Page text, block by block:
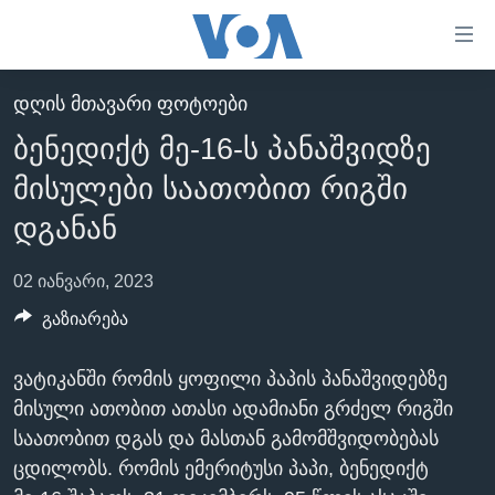
ხელმისაწვდომობისთვის
გადადით
მთავარზე
გადადით
მთავარ
ნავიგაციაზე
გადადით
ძიებაზე
ᲛᲗᲐᲕᲐᲠᲘ
ᲐᲮᲐᲚᲘ ᲐᲛᲑᲔᲑᲘ
ᲡᲐᲥᲐᲠᲗᲕᲔᲚᲝ
ᲐᲨᲨ
ᲐᲨᲨ-ᲘᲡ ᲐᲠᲩᲔᲕᲜᲔᲑᲘ 2024
ᲛᲡᲝᲤᲚᲘᲝ
ᲒᲐᲓᲐᲪᲔᲛᲔᲑᲘ
ᲕᲐᲨᲘᲜᲒᲢᲝᲜᲘ ᲓᲦᲔᲡ
ᲮᲔᲓᲕᲐ ᲕᲐᲨᲘᲜᲒᲢᲝᲜᲘᲓᲐᲜ
ᲡᲮᲕᲐ ᲡᲘᲐᲮᲚᲔᲔᲑᲘ
ᲞᲝᲚᲘᲢᲘᲙᲐ
ᲠᲣᲡᲔᲗᲘᲡ ᲨᲔᲭᲠᲐ ᲣᲙᲠᲐᲘᲜᲐᲨᲘ
ᲓᲦᲘᲡ ᲛᲗᲐᲕᲐᲠᲘ ᲤᲝᲢᲝᲔᲑᲘ
ბენედიქტ მე-16-ს პანაშვიდზე
მისულები საათობით რიგში
დგანან
02 იანვარი, 2023
ვატიკანში რომის ყოფილი პაპის პანაშვიდებზე
მისული ათობით ათასი ადამიანი გრძელ რიგში
საათობით დგას და მასთან გამომშვიდობებას
ცდილობს. რომის ემერიტუსი პაპი, ბენედიქტ
გაზიარება